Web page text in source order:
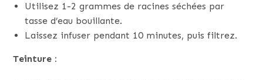
Utilisez 1-2 grammes de racines séchées par
tasse d’eau bouillante.
Laissez infuser pendant 10 minutes, puis filtrez.
Teinture :